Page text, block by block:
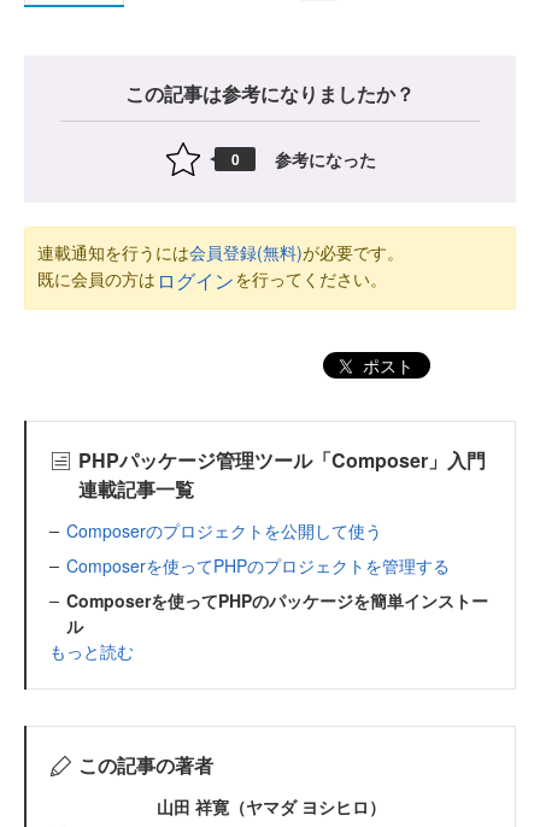
この記事は参考になりましたか？
0 参考になった
連載通知を行うには会員登録(無料)が必要です。
既に会員の方は ログインを行ってください。
ポスト
PHPパッケージ管理ツール「Composer」入門
連載記事一覧
Composerのプロジェクトを公開して使う
Composerを使ってPHPのプロジェクトを管理する
Composerを使ってPHPのパッケージを簡単インストー
ル
もっと読む
この記事の著者
山田 祥寛（ヤマダ ヨシヒロ）